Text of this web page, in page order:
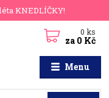
KNEDLÍČKY!
Menu
0ks
za 0 Kč